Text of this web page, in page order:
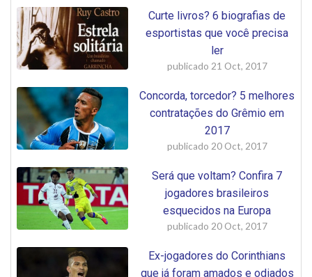
Curte livros? 6 biografias de
esportistas que você precisa
ler
publicado 21 Oct, 2017
Concorda, torcedor? 5 melhores
contratações do Grêmio em
2017
publicado 20 Oct, 2017
Será que voltam? Confira 7
jogadores brasileiros
esquecidos na Europa
publicado 20 Oct, 2017
Ex-jogadores do Corinthians
que já foram amados e odiados